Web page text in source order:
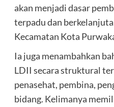
akan menjadi dasar
terpadu dan
Kecamatan Kota
Ia juga menambahkan
LDII secara struktural
penasehat, pembina,
bidang. Kelimanya